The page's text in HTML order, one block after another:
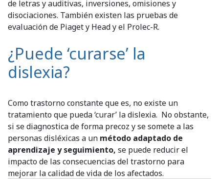
de letras y auditivas, inversiones, omisiones y
disociaciones. También existen las pruebas de
evaluación de Piaget y Head y el Prolec-R.
¿Puede ‘curarse’ la
dislexia?
Como trastorno constante que es, no existe un
tratamiento que pueda ‘curar’ la dislexia. No obstante,
si se diagnostica de forma precoz y se somete a las
personas disléxicas a un método adaptado de
aprendizaje y seguimiento, se puede reducir el
impacto de las consecuencias del trastorno para
mejorar la calidad de vida de los afectados.